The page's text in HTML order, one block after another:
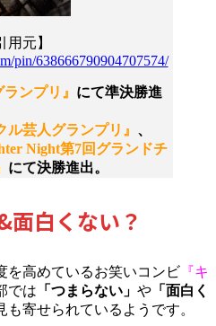
用元】
pin/638666790904707574/
ランプリ』 にて準決勝進
ル芸人グランプリ』 、
Night第7回グランドチ
にて決勝進出。
面白くない？
を高めているお笑いコンビ 『キ
では 「つまらない」 や 「面白く
も寄せられているようです。